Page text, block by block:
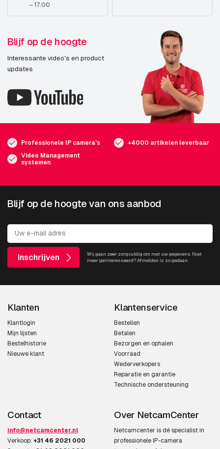
– 17:00
Blijf op de hoogte
Interessante video's en product
updates
Professionele IP camera's
+4000 artikelen leverbaar
Video Management
systemen
Blijf op de hoogte van ons aanbod
Inschrijven
Wij gaan zeer zorgvuldig om met uw gegevens. Niet
meer geïnteresseerd? Afmelden is zo gedaan.
Klanten
Klantlogin
Mijn lijsten
Bestelhistorie
Nieuwe klant
Klantenservice
Bestellen
Betalen
Bezorgen en ophalen
Voorraad
Wederverkopers
Reparatie en garantie
Technische ondersteuning
Contact
info@netcamcenter.nl
Verkoop: +31 46 2021 000
Over NetcamCenter
Netcamcenter is dé specialist in
professionele IP-camera